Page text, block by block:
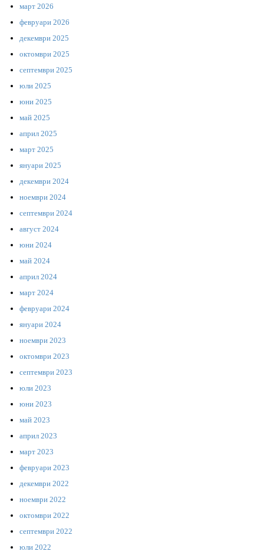
март 2026
февруари 2026
декември 2025
октомври 2025
септември 2025
юли 2025
юни 2025
май 2025
април 2025
март 2025
януари 2025
декември 2024
ноември 2024
септември 2024
август 2024
юни 2024
май 2024
април 2024
март 2024
февруари 2024
януари 2024
ноември 2023
октомври 2023
септември 2023
юли 2023
юни 2023
май 2023
април 2023
март 2023
февруари 2023
декември 2022
ноември 2022
октомври 2022
септември 2022
юли 2022